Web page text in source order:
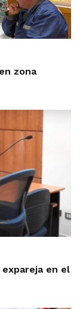
zona
en el